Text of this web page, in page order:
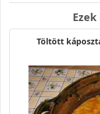
Töltött